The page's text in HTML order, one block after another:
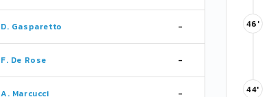
D. Gasparetto -
F. De Rose -
A. Marcucci -
46'
44'